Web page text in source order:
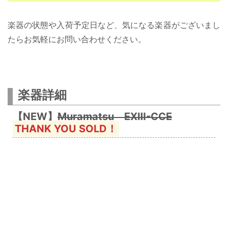
楽器の状態や入荷予定日など、気になる楽器がございまし
たらお気軽にお問い合わせください。
楽器詳細
【NEW】 Muramatsu EXⅢ-CCE
THANK YOU SOLD！